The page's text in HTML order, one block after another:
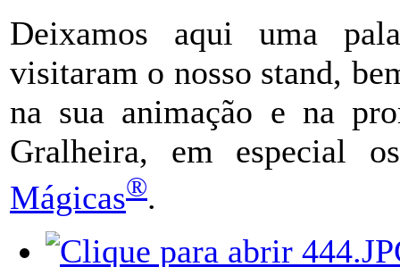
Deixamos aqui uma
visitaram o nosso stand,
na sua animação e na
Gralheira, em especial
Mágicas®.